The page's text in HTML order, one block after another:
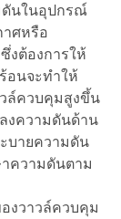
นในอุปกรณ์
ศหรือ
งต้องการให้
อนจะทำให้
ล์ควบคุมสูงขึ้น
งความดันด้าน
บายความดัน
ความดันตาม
งวาวล์ควบคุม